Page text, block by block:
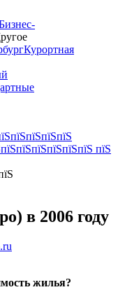
Курортная
пїЅ
в 2006 году
жилья?